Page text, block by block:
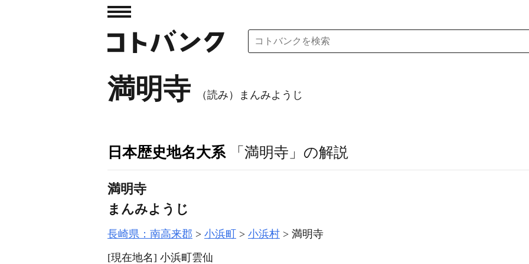
満明寺 （読み）まんみようじ
日本歴史地名大系 「満明寺」の解説
満明寺
まんみようじ
長崎県：南高来郡 小浜町 小浜村
満明寺
[現在地名] 小浜町雲仙